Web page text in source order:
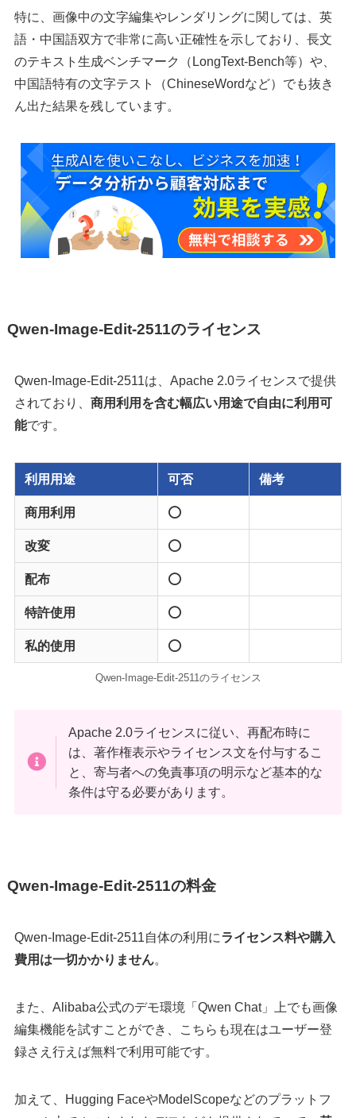
特に、画像中の文字編集やレンダリングに関しては、英
語・中国語双方で非常に高い正確性を示しており、長文
のテキスト生成ベンチマーク（LongText-Bench等）や、
中国語特有の文字テスト（ChineseWordなど）でも抜き
ん出た結果を残しています。
Qwen-Image-Edit-2511のライセンス
Qwen-Image-Edit-2511は、Apache 2.0ライセンスで提供
されており、 商用利用を含む幅広い用途で自由に利用可
能です。
利用用途 可否 備考
商用利用 ⭕️
改変 ⭕️
配布 ⭕️
特許使用 ⭕️
私的使用 ⭕️
Qwen-Image-Edit-2511のライセンス
Apache 2.0ライセンスに従い、再配布時に
は、著作権表示やライセンス文を付与するこ
と、寄与者への免責事項の明示など基本的な
条件は守る必要があります。
Qwen-Image-Edit-2511の料金
Qwen-Image-Edit-2511自体の利用にライセンス料や購入
費用は一切かかりません。
また、Alibaba公式のデモ環境「Qwen Chat」上でも画像
編集機能を試すことができ、こちらも現在はユーザー登
録さえ行えば無料で利用可能です。
加えて、Hugging FaceやModelScopeなどのプラットフ